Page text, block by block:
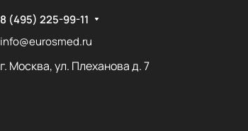
8 (495) 225-99-11
info@eurosmed.ru
г. Москва, ул. Плеханова д. 7